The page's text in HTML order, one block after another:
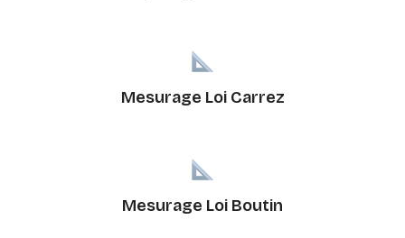
Mesurage Loi Carrez
Mesurage Loi Boutin